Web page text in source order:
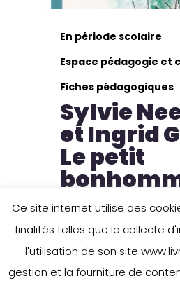
En période scolaire
Espace pédagogie et
Fiches pédagogiques
Sylvie
et Ingrid
Le petit
monde
Ecrivain : Sylvie
Illustratrice : Ingrid
Ce site internet utilise des
finalités telles que la collecte
l'utilisation de son site
gestion et la fourniture de